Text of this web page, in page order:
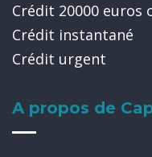
Crédit 20000 euros
Crédit instantané
Crédit urgent
A propos de